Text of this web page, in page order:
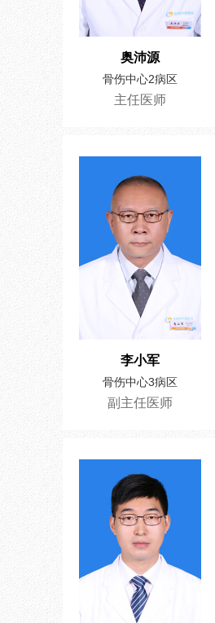
奥沛源
骨伤中心2病区
主任医师
李小军
骨伤中心3病区
副主任医师